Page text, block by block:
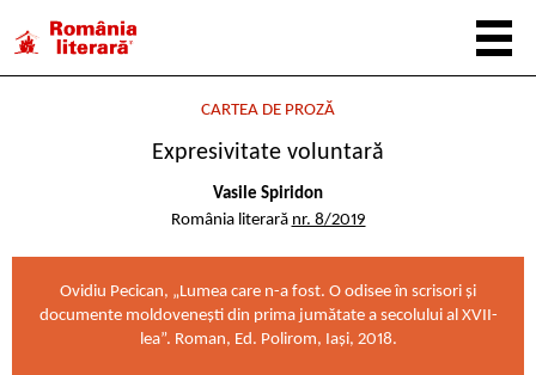
CARTEA DE PROZĂ
Expresivitate voluntară
Vasile Spiridon
România literară nr. 8/2019
Ovidiu Pecican, „Lumea care n-a fost. O odisee în scrisori și
documente moldovenești din prima jumătate a secolului al XVII-
lea”. Roman, Ed. Polirom, Iași, 2018.